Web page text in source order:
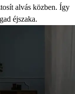
alvás közben. Így
éjszaka.